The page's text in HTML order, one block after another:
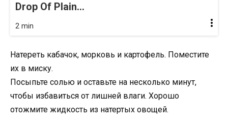
Drop Of Plain...
2 min
Натереть кабачок, морковь и картофель. Поместите
их в миску.
Посыпьте солью и оставьте на несколько минут,
чтобы избавиться от лишней влаги. Хорошо
отожмите жидкость из натертых овощей.